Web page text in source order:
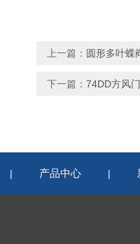
上一篇： 圆形多叶蝶
下一篇： 74DD方风门
| 产品中心 |